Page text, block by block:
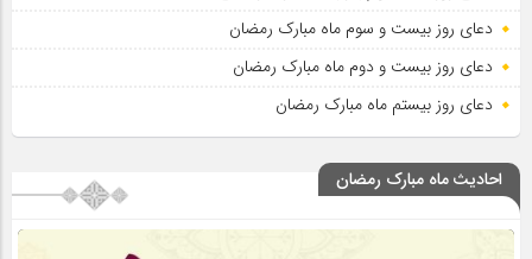
دعای روز بیست و سوم ماه مبارک رمضان
دعای روز بیست و دوم ماه مبارک رمضان
دعای روز بیستم ماه مبارک رمضان
احادیث ماه مبارک رمضان